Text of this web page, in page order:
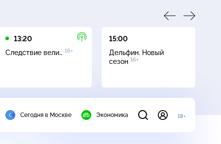
13:20
Следствие вели… 16+
15:00
Дельфин. Новый
сезон 16+
Сегодня в Москве Экономика 18+